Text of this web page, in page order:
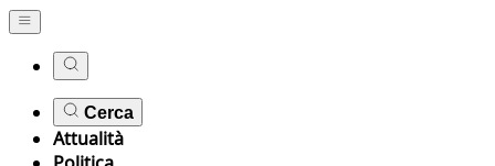
Cerca
Attualità